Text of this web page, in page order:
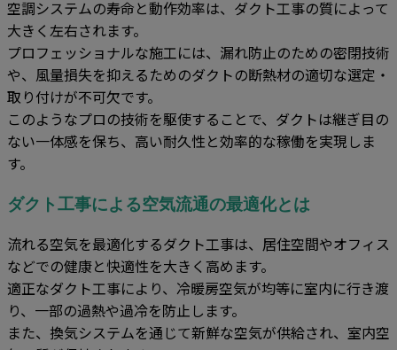
空調システムの寿命と動作効率は、ダクト工事の質によって
大きく左右されます。
プロフェッショナルな施工には、漏れ防止のための密閉技術
や、風量損失を抑えるためのダクトの断熱材の適切な選定・
取り付けが不可欠です。
このようなプロの技術を駆使することで、ダクトは継ぎ目の
ない一体感を保ち、高い耐久性と効率的な稼働を実現しま
す。
ダクト工事による空気流通の最適化とは
流れる空気を最適化するダクト工事は、居住空間やオフィス
などでの健康と快適性を大きく高めます。
適正なダクト工事により、冷暖房空気が均等に室内に行き渡
り、一部の過熱や過冷を防止します。
また、換気システムを通じて新鮮な空気が供給され、室内空